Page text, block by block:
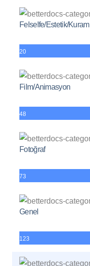
Felselfe/Estetik/Kuram
20
Film/Animasyon
48
Fotoğraf
73
Genel
123